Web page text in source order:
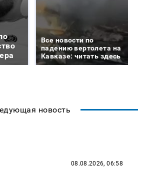
Все новости по
падению вертолета на
Кавказе: читать здесь
новость
08.08.2026, 06:58